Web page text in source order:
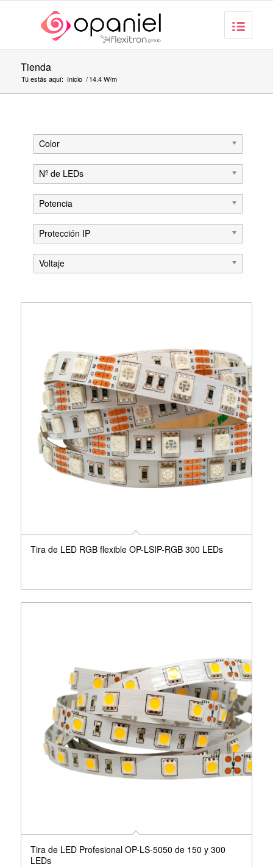
Tienda
Tú estás aquí: Inicio / 14.4 W/m
Color
Nº de LEDs
Potencia
Protección IP
Voltaje
Tira de LED RGB flexible OP-LSIP-RGB 300 LEDs
Tira de LED Profesional OP-LS-5050 de 150 y 300
LEDs